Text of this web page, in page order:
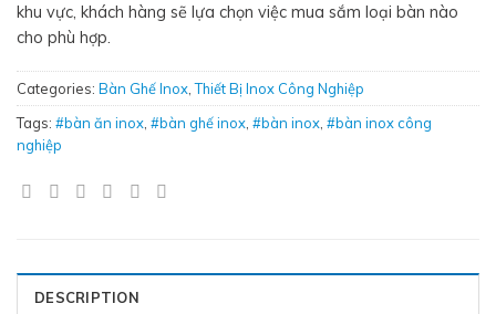
khu vực, khách hàng sẽ lựa chọn việc mua sắm loại bàn nào
cho phù hợp.
Categories: Bàn Ghế Inox,Thiết Bị Inox Công Nghiệp
Tags: #bàn ăn inox, #bàn ghế inox, #bàn inox, #bàn inox công
nghiệp
DESCRIPTION